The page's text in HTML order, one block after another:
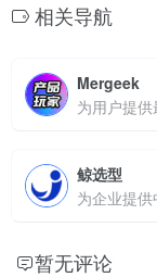
相关导航
Mergeek
鲸选型
暂无评论